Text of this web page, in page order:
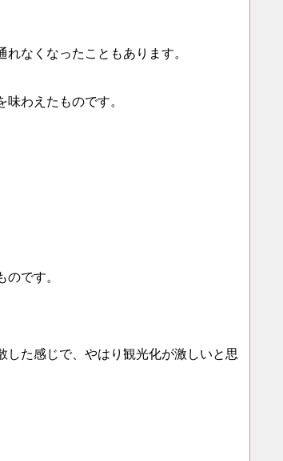
なくなったこともあります。
わえたものです。
です。
た感じで、やはり観光化が激しいと思